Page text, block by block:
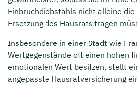
Einbruchdiebstahls nicht alleine
Ersetzung des Hausrats tragen
Insbesondere in einer Stadt wie
Wertgegenstände oft einen hohen
emotionalen Wert besitzen, stellt
angepasste Hausratversicherung